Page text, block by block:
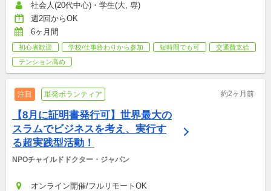
社会人(20代中心)・学生(大, 専)
週2回からOK
6ヶ月間
初心者歓迎 学校/仕事終わりから参加 短時間でも可
交通費支給
テンション高め
注目 単発ボランティア 約2ヶ月前
【8月に証明書発行可】世界最大の
スラムでビジネスを考え、実行す
る超実践型活動！
NPOチャイルドドクター・ジャパン
オンライン開催/フルリモートOK